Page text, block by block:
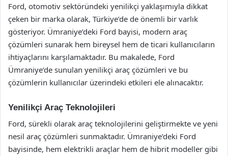
Ford, otomotiv sektöründeki yenilikçi yaklaşımıyla dikkat
çeken bir marka olarak, Türkiye’de de önemli bir varlık
gösteriyor. Ümraniye’deki Ford bayisi, modern araç
çözümleri sunarak hem bireysel hem de ticari kullanıcıların
ihtiyaçlarını karşılamaktadır. Bu makalede, Ford
Ümraniye’de sunulan yenilikçi araç çözümleri ve bu
çözümlerin kullanıcılar üzerindeki etkileri ele alınacaktır.
Yenilikçi Araç Teknolojileri
Ford, sürekli olarak araç teknolojilerini geliştirmekte ve yeni
nesil araç çözümleri sunmaktadır. Ümraniye’deki Ford
bayisinde, hem elektrikli araçlar hem de hibrit modeller gibi